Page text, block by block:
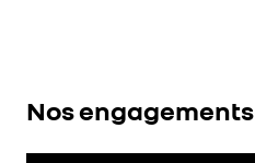
Nos engagements